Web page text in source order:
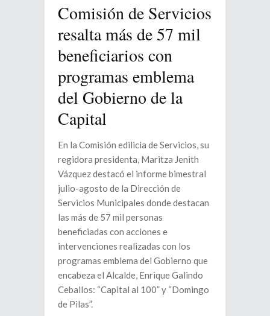
Comisión de Servicios
resalta más de 57 mil
beneficiarios con
programas emblema
del Gobierno de la
Capital
En la Comisión edilicia de Servicios, su
regidora presidenta, Maritza Jenith
Vázquez destacó el informe bimestral
julio-agosto de la Dirección de
Servicios Municipales donde destacan
las más de 57 mil personas
beneficiadas con acciones e
intervenciones realizadas con los
programas emblema del Gobierno que
encabeza el Alcalde, Enrique Galindo
Ceballos: “Capital al 100” y “Domingo
de Pilas”.